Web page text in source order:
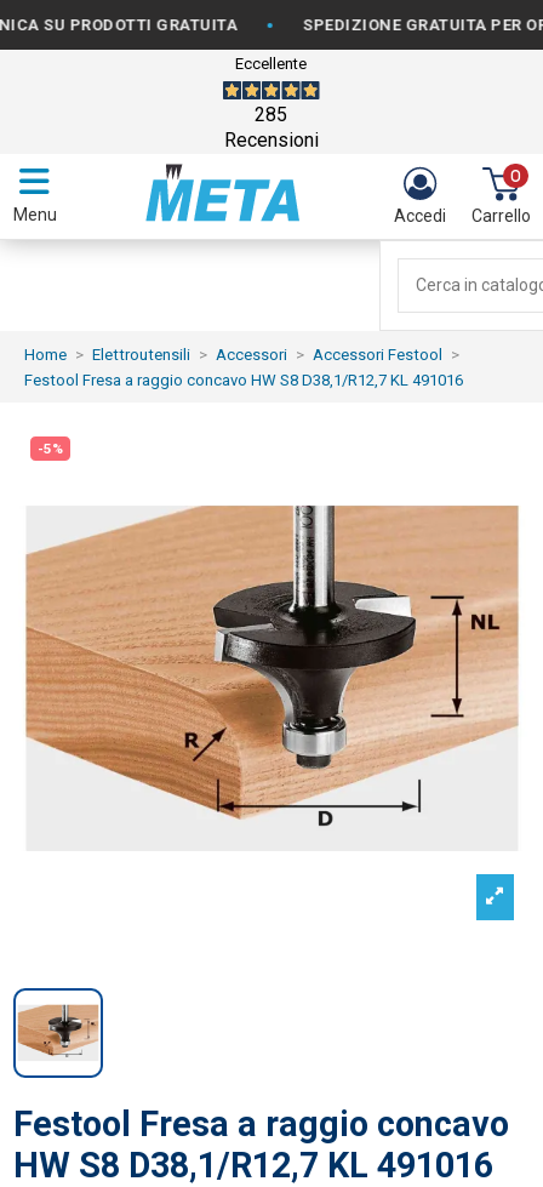
PRODOTTI GRATUITA • SPEDIZIONE GRATUITA PER
Eccellente
285
Recensioni
Menu Accedi
0
Carrello
Home Elettroutensili Accessori
Accessori Festool
Festool Fresa a raggio concavo HW S8 D38,1/R12,7 KL 491016
-5%
Festool Fresa a raggio concavo
HW S8 D38,1/R12,7 KL 491016